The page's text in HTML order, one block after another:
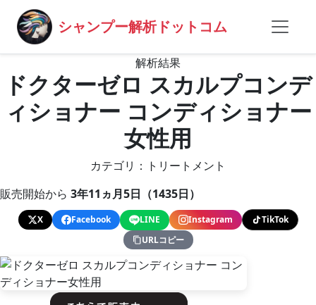
シャンプー解析ドットコム
解析結果
ドクターゼロ スカルプコンデ
ィショナー コンディショナー
女性用
カテゴリ：トリートメント
販売開始から 3年11ヵ月5日（1435日）
X Facebook LINE Instagram
TikTok
URLコピー